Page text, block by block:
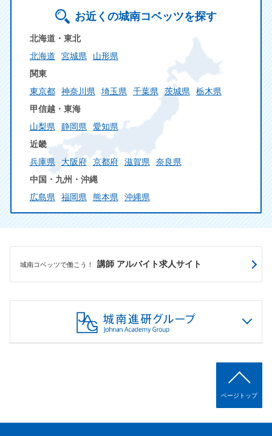
お近くの城南コベッツを探す
北海道・東北
北海道
宮城県
山形県
関東
東京都
神奈川県 埼玉県 千葉県 茨城県
栃木県
甲信越・東海
山梨県
静岡県
愛知県
近畿
兵庫県
大阪府 京都府 滋賀県
奈良県
中国・九州・沖縄
広島県
福岡県 熊本県 沖縄県
城南コベッツで働こう！ 講師 アルバイト求人サイト
ページトップ